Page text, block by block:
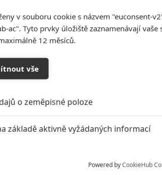
| 09.08.2015 22:20
24
s temným hrdinou se prý chystá i
samostatných filmů. Plus dva nové
v Superman: Sedm
komiksových titánů odhaluje svá tajemství
fotky.
v souboru cookie s názvem "euconsent-
ac". Tyto prvky úložiště zaznamenávají vaše
12 měsíců.
vše
o zeměpisné poloze
základě aktivně vyžádaných informací
k informacím v zařízení
Powered byCookieHub